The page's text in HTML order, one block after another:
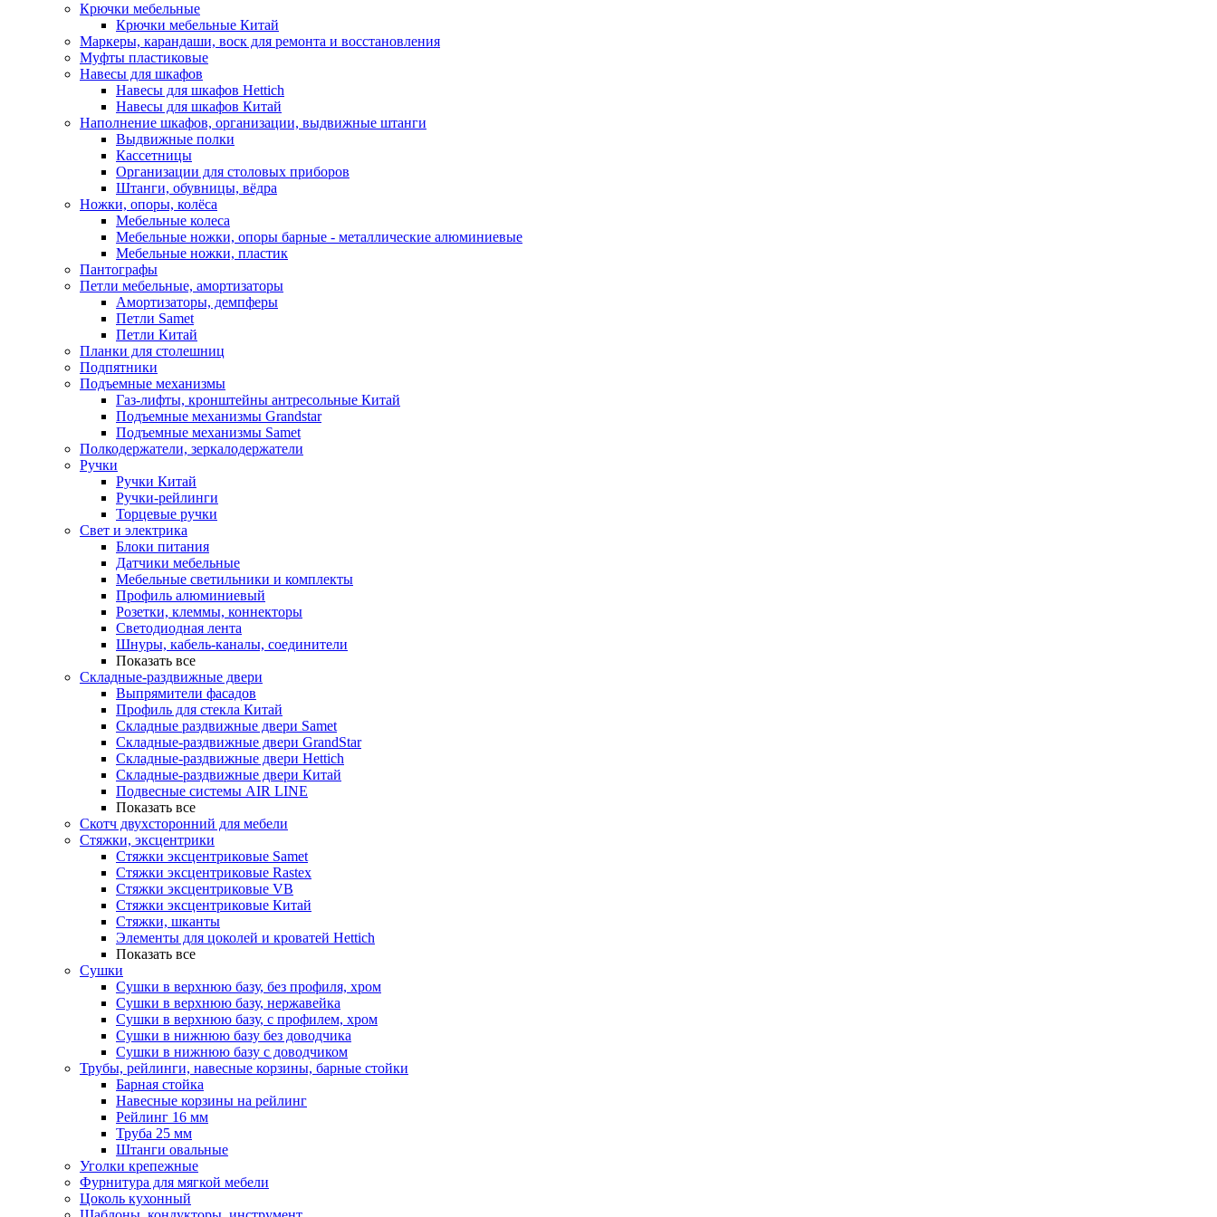
Крючки мебельные
Крючки мебельные Китай
Маркеры, карандаши, воск для ремонта и восстановления
Муфты пластиковые
Навесы для шкафов
Навесы для шкафов Hettich
Навесы для шкафов Китай
Наполнение шкафов, организации, выдвижные штанги
Выдвижные полки
Кассетницы
Организации для столовых приборов
Штанги, обувницы, вёдра
Ножки, опоры, колёса
Мебельные колеса
Мебельные ножки, опоры барные - металлические алюминиевые
Мебельные ножки, пластик
Пантографы
Петли мебельные, амортизаторы
Амортизаторы, демпферы
Петли Samet
Петли Китай
Планки для столешниц
Подпятники
Подъемные механизмы
Газ-лифты, кронштейны антресольные Китай
Подъемные механизмы Grandstar
Подъемные механизмы Samet
Полкодержатели, зеркалодержатели
Ручки
Ручки Китай
Ручки-рейлинги
Торцевые ручки
Свет и электрика
Блоки питания
Датчики мебельные
Мебельные светильники и комплекты
Профиль алюминиевый
Розетки, клеммы, коннекторы
Светодиодная лента
Шнуры, кабель-каналы, соединители
Показать все
Складные-раздвижные двери
Выпрямители фасадов
Профиль для стекла Китай
Складные раздвижные двери Samet
Складные-раздвижные двери GrandStar
Складные-раздвижные двери Hettich
Складные-раздвижные двери Китай
Подвесные системы AIR LINE
Показать все
Скотч двухсторонний для мебели
Стяжки, эксцентрики
Cтяжки эксцентриковые Samet
Стяжки эксцентриковые Rastex
Стяжки эксцентриковые VB
Стяжки эксцентриковые Китай
Стяжки, шканты
Элементы для цоколей и кроватей Hettich
Показать все
Сушки
Сушки в верхнюю базу, без профиля, хром
Сушки в верхнюю базу, нержавейка
Сушки в верхнюю базу, с профилем, хром
Сушки в нижнюю базу без доводчика
Сушки в нижнюю базу с доводчиком
Трубы, рейлинги, навесные корзины, барные стойки
Барная стойка
Навесные корзины на рейлинг
Рейлинг 16 мм
Труба 25 мм
Штанги овальные
Уголки крепежные
Фурнитура для мягкой мебели
Цоколь кухонный